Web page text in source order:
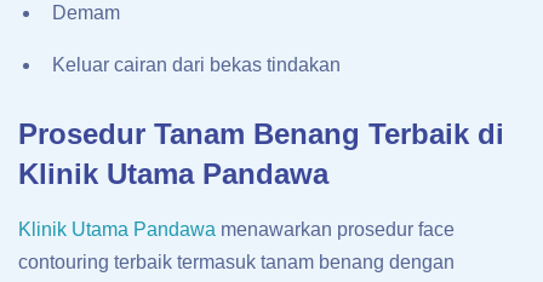
Demam
Keluar cairan dari bekas tindakan
Prosedur Tanam Benang Terbaik di
Klinik Utama Pandawa
Klinik Utama Pandawa menawarkan prosedur face
contouring terbaik termasuk tanam benang dengan